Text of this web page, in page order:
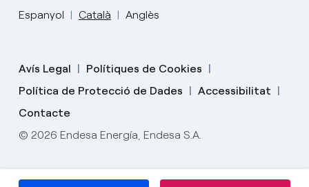
Espanyol Català Anglès
Avís Legal
Polítiques de Cookies
Política de Protecció de Dades
Accessibilitat
Contacte
© 2026 Endesa Energía, Endesa S.A.